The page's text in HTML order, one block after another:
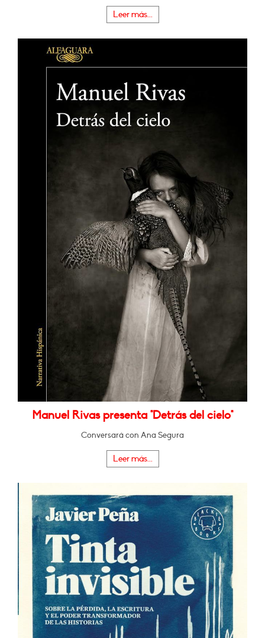
Leer más...
Manuel Rivas presenta "Detrás del cielo"
Conversará con Ana Segura
Leer más...